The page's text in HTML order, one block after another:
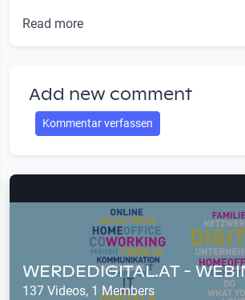
Read more
Add new comment
Kommentar verfassen
WERDEDIGITAL.AT -
137 Videos, 1 Members